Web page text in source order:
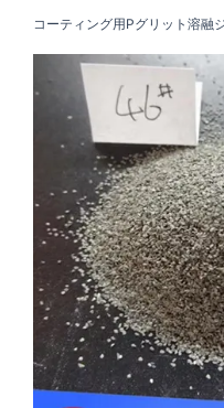
コーティング用Pグリット溶融